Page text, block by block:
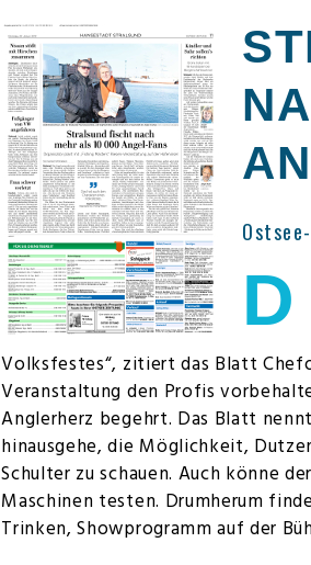
D
Volksfestes“, zitiert das Blatt
Veranstaltung den Profis
Anglerherz begehrt. Das Blatt
hinausgehe, die Möglichkeit,
Schulter zu schauen. Auch könne
Maschinen testen. Drumherum
Trinken, Showprogramm auf der